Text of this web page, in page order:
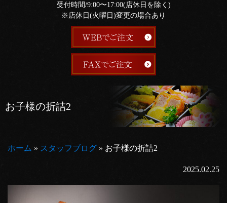
受付時間/9:00〜17:00(店休日を除く)
※店休日(火曜日)変更の場合あり
お子様の折詰2
ホーム » スタッフブログ » お子様の折詰2
2025.02.25